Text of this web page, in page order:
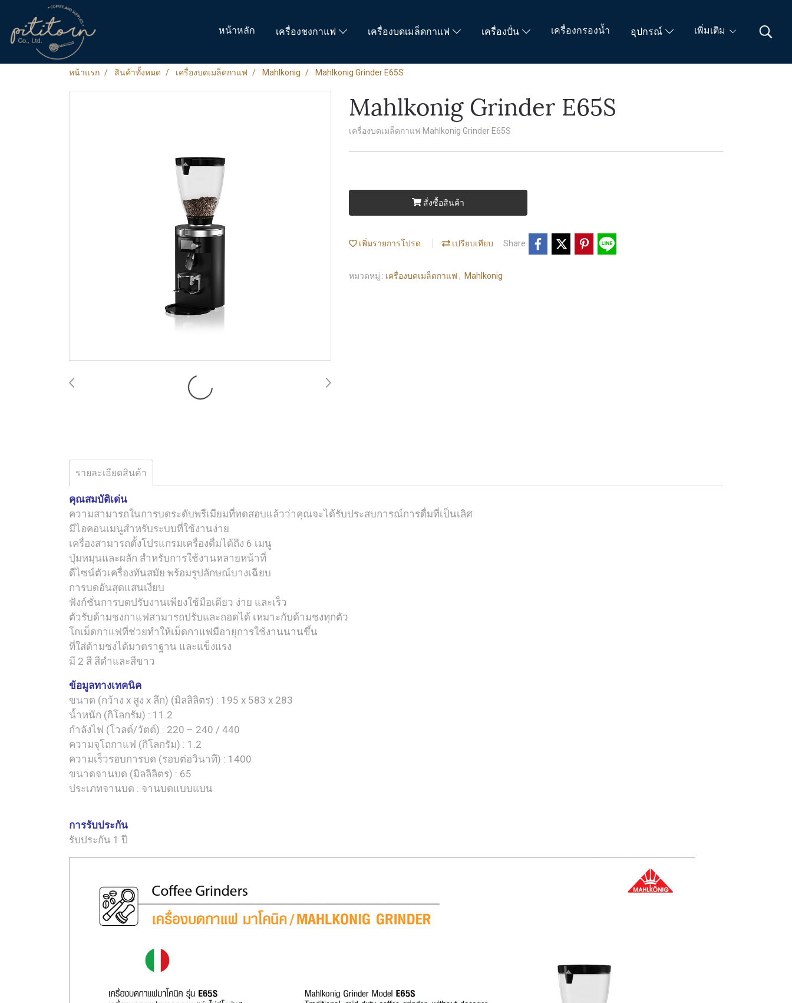
หน้าหลัก เครื่องชงกาแฟ เครื่องบดเมล็ดกาแฟ เครื่องปั่น เครื่องกรองน้ำ อุปกรณ์ เพิ่มเติม
หน้าแรก สินค้าทั้งหมด เครื่องบดเมล็ดกาแฟ Mahlkonig Mahlkonig Grinder E65S
Mahlkonig Grinder E65S
เครื่องบดเมล็ดกาแฟ Mahlkonig Grinder E65S
สั่งซื้อสินค้า
เพิ่มรายการโปรด เปรียบเทียบ Share
หมวดหมู่ : เครื่องบดเมล็ดกาแฟ , Mahlkonig
รายละเอียดสินค้า
คุณสมบัติเด่น
ความสามารถในการบดระดับพรีเมียมที่ทดสอบแล้วว่าคุณจะได้รับประสบการณ์การดื่มที่เป็นเลิศ
มีไอคอนเมนูสำหรับระบบที่ใช้งานง่าย
เครื่องสามารถตั้งโปรแกรมเครื่องดื่มได้ถึง 6 เมนู
ปุ่มหมุนและผลัก สำหรับการใช้งานหลายหน้าที่
ดีไซน์ตัวเครื่องทันสมัย พร้อมรูปลักษณ์บางเฉียบ
การบดอันสุดแสนเงียบ
ฟังก์ชั่นการบดปรับงานเพียงใช้มือเดียว ง่าย และเร็ว
ตัวรับด้ามชงกาแฟสามารถปรับและถอดได้ เหมาะกับด้ามชงทุกตัว
โถเม็ดกาแฟที่ช่วยทำให้เม็ดกาแฟมีอายุการใช้งานนานขึ้น
ที่ใส่ด้ามชงได้มาตราฐาน และแข็งแรง
มี 2 สี สีดำและสีขาว
ข้อมูลทางเทคนิค
ขนาด (กว้าง x สูง x ลึก) (มิลลิลิตร) : 195 x 583 x 283
น้ำหนัก (กิโลกรัม) : 11.2
กำลังไฟ (โวลต์/วัตต์) : 220 – 240 / 440
ความจุโถกาแฟ (กิโลกรัม) : 1.2
ความเร็วรอบการบด (รอบต่อวินาที) : 1400
ขนาดจานบด (มิลลิลิตร) : 65
ประเภทจานบด : จานบดแบบแบน
การรับประกัน
รับประกัน 1 ปี